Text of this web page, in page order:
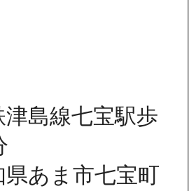
津島線七宝駅歩
県あま市七宝町